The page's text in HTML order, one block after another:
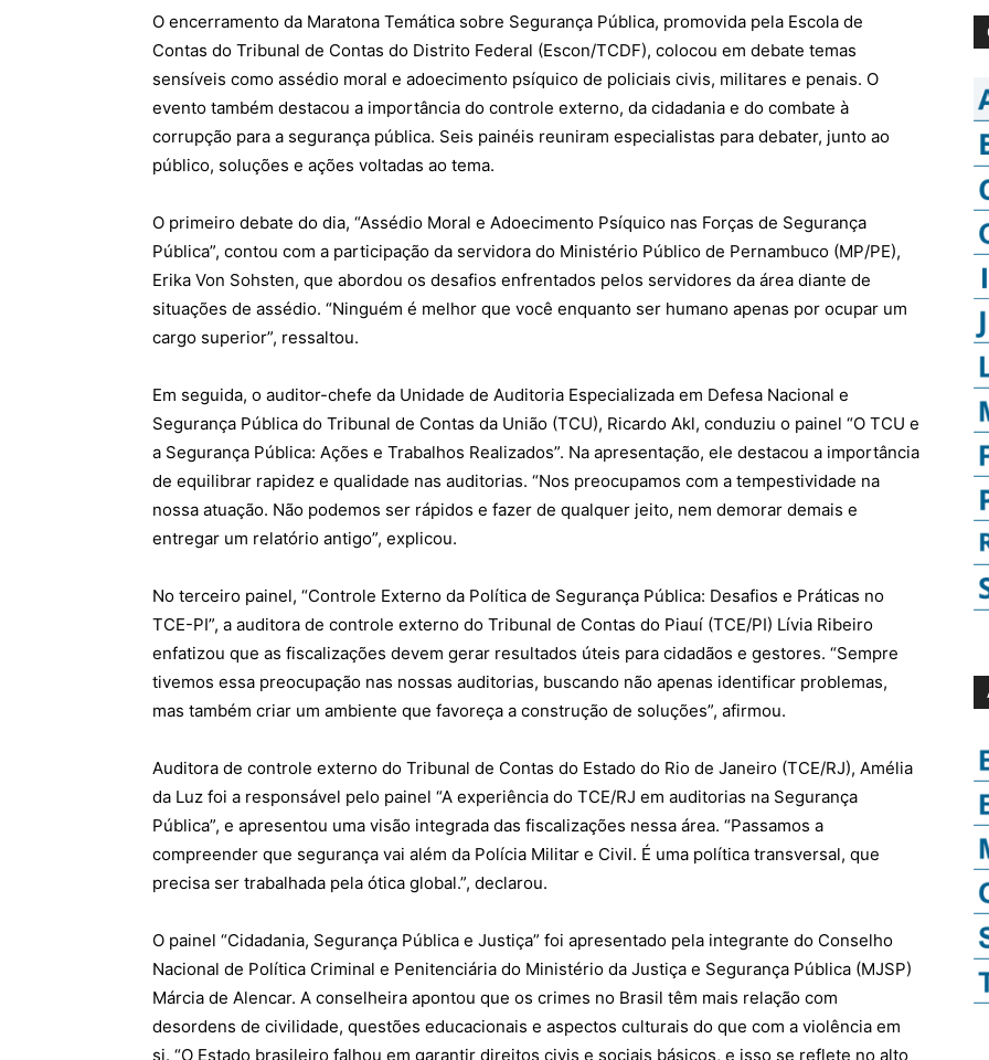
O encerramento da Maratona Temática sobre Segurança Pública, promovida pela Escola de
Contas do Tribunal de Contas do Distrito Federal (Escon/TCDF), colocou em debate temas
sensíveis como assédio moral e adoecimento psíquico de policiais civis, militares e penais. O
evento também destacou a importância do controle externo, da cidadania e do combate à
corrupção para a segurança pública. Seis painéis reuniram especialistas para debater, junto ao
público, soluções e ações voltadas ao tema.
O primeiro debate do dia, “Assédio Moral e Adoecimento Psíquico nas Forças de Segurança
Pública”, contou com a participação da servidora do Ministério Público de Pernambuco (MP/PE),
Erika Von Sohsten, que abordou os desafios enfrentados pelos servidores da área diante de
situações de assédio. “Ninguém é melhor que você enquanto ser humano apenas por ocupar um
cargo superior”, ressaltou.
Em seguida, o auditor-chefe da Unidade de Auditoria Especializada em Defesa Nacional e
Segurança Pública do Tribunal de Contas da União (TCU), Ricardo Akl, conduziu o painel “O TCU e
a Segurança Pública: Ações e Trabalhos Realizados”. Na apresentação, ele destacou a importância
de equilibrar rapidez e qualidade nas auditorias. “Nos preocupamos com a tempestividade na
nossa atuação. Não podemos ser rápidos e fazer de qualquer jeito, nem demorar demais e
entregar um relatório antigo”, explicou.
No terceiro painel, “Controle Externo da Política de Segurança Pública: Desafios e Práticas no
TCE-PI”, a auditora de controle externo do Tribunal de Contas do Piauí (TCE/PI) Lívia Ribeiro
enfatizou que as fiscalizações devem gerar resultados úteis para cidadãos e gestores. “Sempre
tivemos essa preocupação nas nossas auditorias, buscando não apenas identificar problemas,
mas também criar um ambiente que favoreça a construção de soluções”, afirmou.
Auditora de controle externo do Tribunal de Contas do Estado do Rio de Janeiro (TCE/RJ), Amélia
da Luz foi a responsável pelo painel “A experiência do TCE/RJ em auditorias na Segurança
Pública”, e apresentou uma visão integrada das fiscalizações nessa área. “Passamos a
compreender que segurança vai além da Polícia Militar e Civil. É uma política transversal, que
precisa ser trabalhada pela ótica global.”, declarou.
O painel “Cidadania, Segurança Pública e Justiça” foi apresentado pela integrante do Conselho
Nacional de Política Criminal e Penitenciária do Ministério da Justiça e Segurança Pública (MJSP)
Márcia de Alencar. A conselheira apontou que os crimes no Brasil têm mais relação com
desordens de civilidade, questões educacionais e aspectos culturais do que com a violência em
si. “O Estado brasileiro falhou em garantir direitos civis e sociais básicos, e isso se reflete no alto